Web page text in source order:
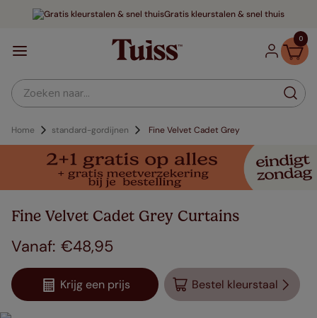
Gratis kleurstalen & snel thuis
0
Zoeken naar...
Home standard-gordijnen Fine Velvet Cadet Grey
Fine Velvet Cadet Grey Curtains
€48,95
Krijg een prijs Bestel kleurstaal